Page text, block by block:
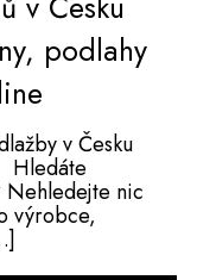
podlahy
v Česku
Hledáte
Nehledejte nic
výrobce,